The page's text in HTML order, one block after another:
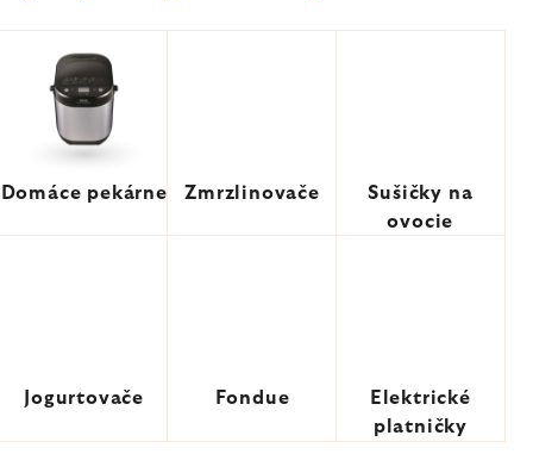
Domáce pekárne Zmrzlinovače
Sušičky na
ovocie
Jogurtovače Fondue
Elektrické
platničky